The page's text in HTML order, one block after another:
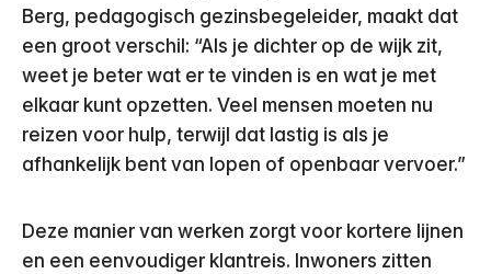
Berg, pedagogisch gezinsbegeleider, maakt dat
een groot verschil: “Als je dichter op de wijk zit,
weet je beter wat er te vinden is en wat je met
elkaar kunt opzetten. Veel mensen moeten nu
reizen voor hulp, terwijl dat lastig is als je
afhankelijk bent van lopen of openbaar vervoer.”
Deze manier van werken zorgt voor kortere lijnen
en een eenvoudiger klantreis. Inwoners zitten